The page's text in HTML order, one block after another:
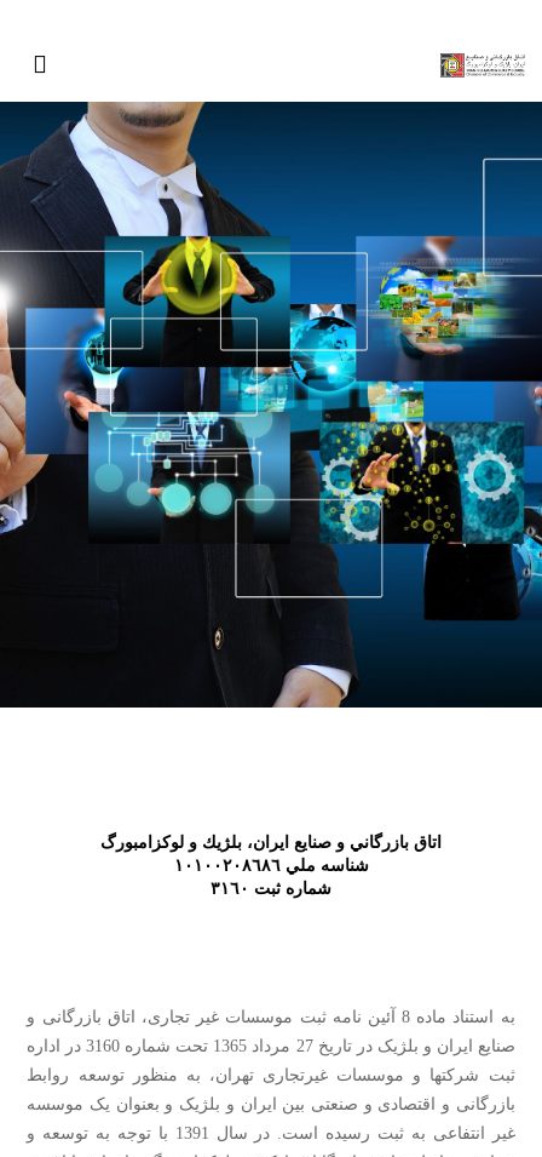
اتاق بازرگاني و صنايع ايران، بلژيك و لوكزامبورگ
شناسه ملي ١٠١٠٠٢٠٨٦٨٦
شماره ثبت ٣١٦٠
به استناد ماده 8 آئین نامه ثبت موسسات غیر تجاری، اتاق بازرگانی و
صنایع ایران و بلژیک در تاریخ 27 مرداد 1365 تحت شماره 3160 در اداره
ثبت شرکتها و موسسات غیرتجاری تهران، به منظور توسعه روابط
بازرگانی و اقتصادی و صنعتی بین ایران و بلژیک و بعنوان یک موسسه
غیر انتفاعی به ثبت رسیده است. در سال 1391 با توجه به توسعه و